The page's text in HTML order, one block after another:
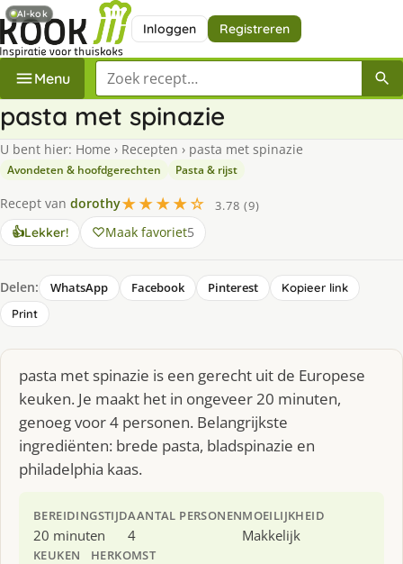
Inloggen Registreren
Menu Zoek een recept
pasta met spinazie
U bent hier: Home › Recepten › pasta met spinazie
Avondeten & hoofdgerechten Pasta & rijst
Recept van dorothy★★★★☆
3.78 (9)
👍Lekker! Maak favoriet5
Delen: WhatsApp Facebook Pinterest
Kopieer link
Print
pasta met spinazie is een gerecht uit de Europese
keuken. Je maakt het in ongeveer 20 minuten,
genoeg voor 4 personen. Belangrijkste
ingrediënten: brede pasta, bladspinazie en
philadelphia kaas.
BEREIDINGSTIJD
20 minuten
AANTAL PERSONEN
4
MOEILIJKHEID
Makkelijk
KEUKEN HERKOMST
AI-kok